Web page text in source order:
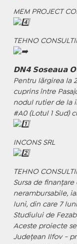
MEM PROJECT
TEHNO
𝗗𝗡𝟰 𝗦𝗼𝘀𝗲𝗮𝘂𝗮
Pentru lărgirea la
cuprins între
nodul rutier de la
#A0 (Lotul 1 Sud)
INCONS SRL
TEHNO
Sursa de
nerambursabile,
luni, din care 7
Studiului de
Aceste proiecte
Județean Ilfov -